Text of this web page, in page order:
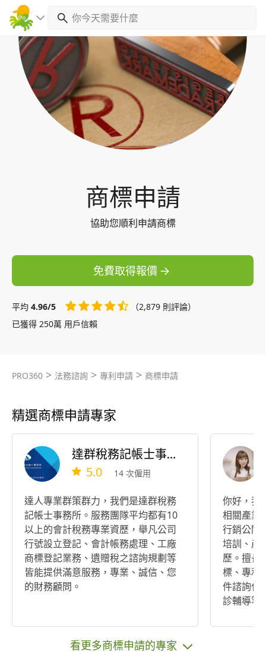
商標申請
協助您順利申請商標
免費取得報價
平均 4.96/5
（2,879 則評論）
已獲得 250萬 用戶信賴
PRO360 > 法務諮詢 > 專利申請 > 商標申請
精選商標申請專家
達群稅務記帳士事務所
5.0 14 次僱用
達人專業群策群力，我們是達群稅務
記帳士事務所。服務團隊平均都有10
以上的會計稅務專業資歷，舉凡公司
行號設立登記、會計帳務處理、工廠
商標登記業務、遺贈稅之諮詢規劃等
皆能提供滿意服務，專業、誠信、您
的財務顧問。
你好，我
相關產業
行銷公關
培訓、產
歷。擅長
標、專利
件諮詢代
診輔導等
看更多商標申請的專家